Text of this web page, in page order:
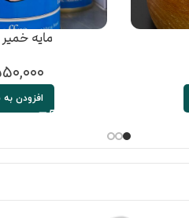
مایه
افزودن